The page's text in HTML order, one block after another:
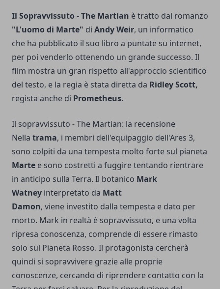
Il Sopravvissuto -The Martian è tratto dal romanzo
"L'uomo di Marte" di Andy Weir, un informatico
che ha pubblicato il suo libro a puntate su internet,
per poi venderlo ottenendo un grande successo. Il
film mostra un gran rispetto all'approccio scientifico
del testo, e la regia è stata diretta da Ridley Scott,
regista anche di Prometheus.
Il sopravvissuto -The Martian: la recensione
Nella trama, i membri dell'equipaggio dell'Ares 3,
sono colpiti da una tempesta molto forte sul pianeta
Marte e sono costretti a fuggire tentando rientrare
in anticipo sulla Terra. Il botanico Mark
Watney interpretato da Matt
Damon, viene investito dalla tempesta e dato per
morto. Mark in realtà è sopravvissuto, e una volta
ripresa conoscenza, comprende di essere rimasto
solo sul Pianeta Rosso. Il protagonista cercherà
quindi si sopravvivere grazie alle proprie
conoscenze, cercando di riprendere contatto con la